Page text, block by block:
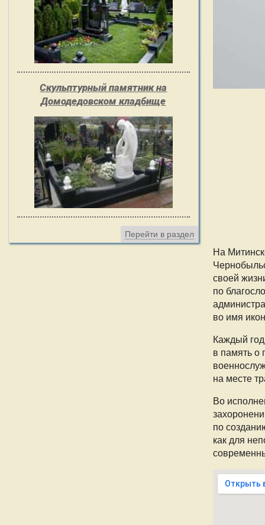
Скульптурный памятник на
Домодедовском кладбище
Перейти в раздел
На
своей
по
во имя
Каждый
в память о
на месте
Во
по
как для